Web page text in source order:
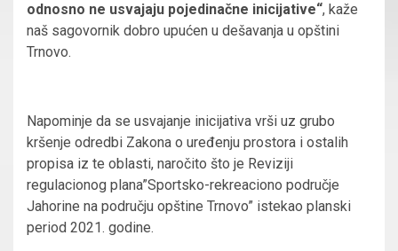
odnosno ne usvajaju pojedinačne inicijative“, kaže
naš sagovornik dobro upućen u dešavanja u opštini
Trnovo.
Napominje da se usvajanje inicijativa vrši uz grubo
kršenje odredbi Zakona o uređenju prostora i ostalih
propisa iz te oblasti, naročito što je Reviziji
regulacionog plana”Sportsko-rekreaciono područje
Jahorine na području opštine Trnovo” istekao planski
period 2021. godine.